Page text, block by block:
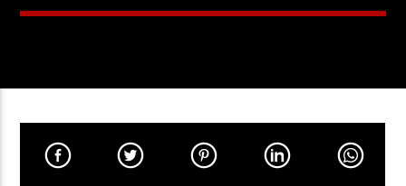
CANCIÓN ACTUAL
TÍTULO